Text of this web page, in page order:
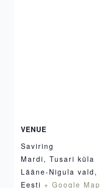
VENUE
Saviring
Mardi, Tusari küla
Lääne-Nigula vald ,
Eesti + Google Map